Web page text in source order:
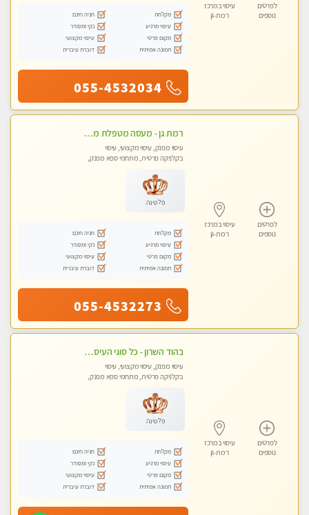
לפרטים
נוספים
עיסוי במרכז
רמת-גן
מקלחת
חניה חינם
עיסוי מרגיע
נקי ומסודר
מקום פרטי
עיסוי מקצועי
תמונה אמיתית
דוברת עיברית
055-4532034
לפרטים
נוספים
עיסוי במרכז
רמת-גן
רמת גן - מעסה מטפלת מקצוענית ידי זהב VIP! פרטי! ​​​​​​ Highly recommended
עיסוי מפנק, עיסוי מקצועי, עיסוי
בקלניקה פרטית, מתחמי ספא מפנק,
פלטינה
מקלחת
חניה חינם
עיסוי מרגיע
נקי ומסודר
מקום פרטי
עיסוי מקצועי
תמונה אמיתית
דוברת עיברית
055-4532273
לפרטים
נוספים
עיסוי במרכז
רמת-גן
בהוד השרון - כל סוגי העיסויים מעסה מקצועית ואיכותית פרטי!!!
עיסוי מפנק, עיסוי מקצועי, עיסוי
בקלניקה פרטית, מתחמי ספא מפנק,
פלטינה
מקלחת
חניה חינם
עיסוי מרגיע
נקי ומסודר
מקום פרטי
עיסוי מקצועי
תמונה אמיתית
דוברת עיברית